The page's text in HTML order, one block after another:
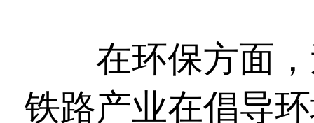
在环保方面，
铁路产业在倡导